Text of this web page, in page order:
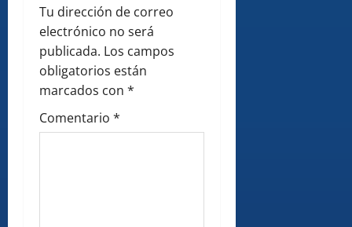
t
i
o
n
Tu dirección de correo
electrónico no será
publicada. Los campos
obligatorios están
marcados con *
Comentario *